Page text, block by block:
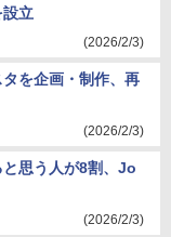
立
(2026/2/3)
を企画・制作、再
(2026/2/3)
思う人が8割、Jo
(2026/2/3)